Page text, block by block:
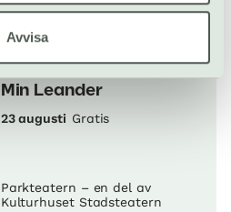
Avvisa
Parkteatern – en del av
Kulturhuset Stadsteatern
Min Leander
23 augusti Gratis
Parkteatern – en del av
Kulturhuset Stadsteatern